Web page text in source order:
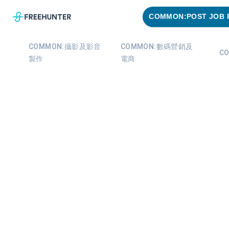
COMMON:POST JOB
COMMON:攝影及影音
製作
COMMON:數碼營銷及
電商